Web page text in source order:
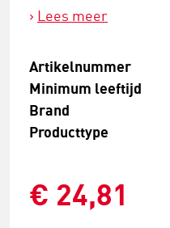
Lees meer
Artikelnummer
Minimum leeftijd
Brand
Producttype
€ 24,81